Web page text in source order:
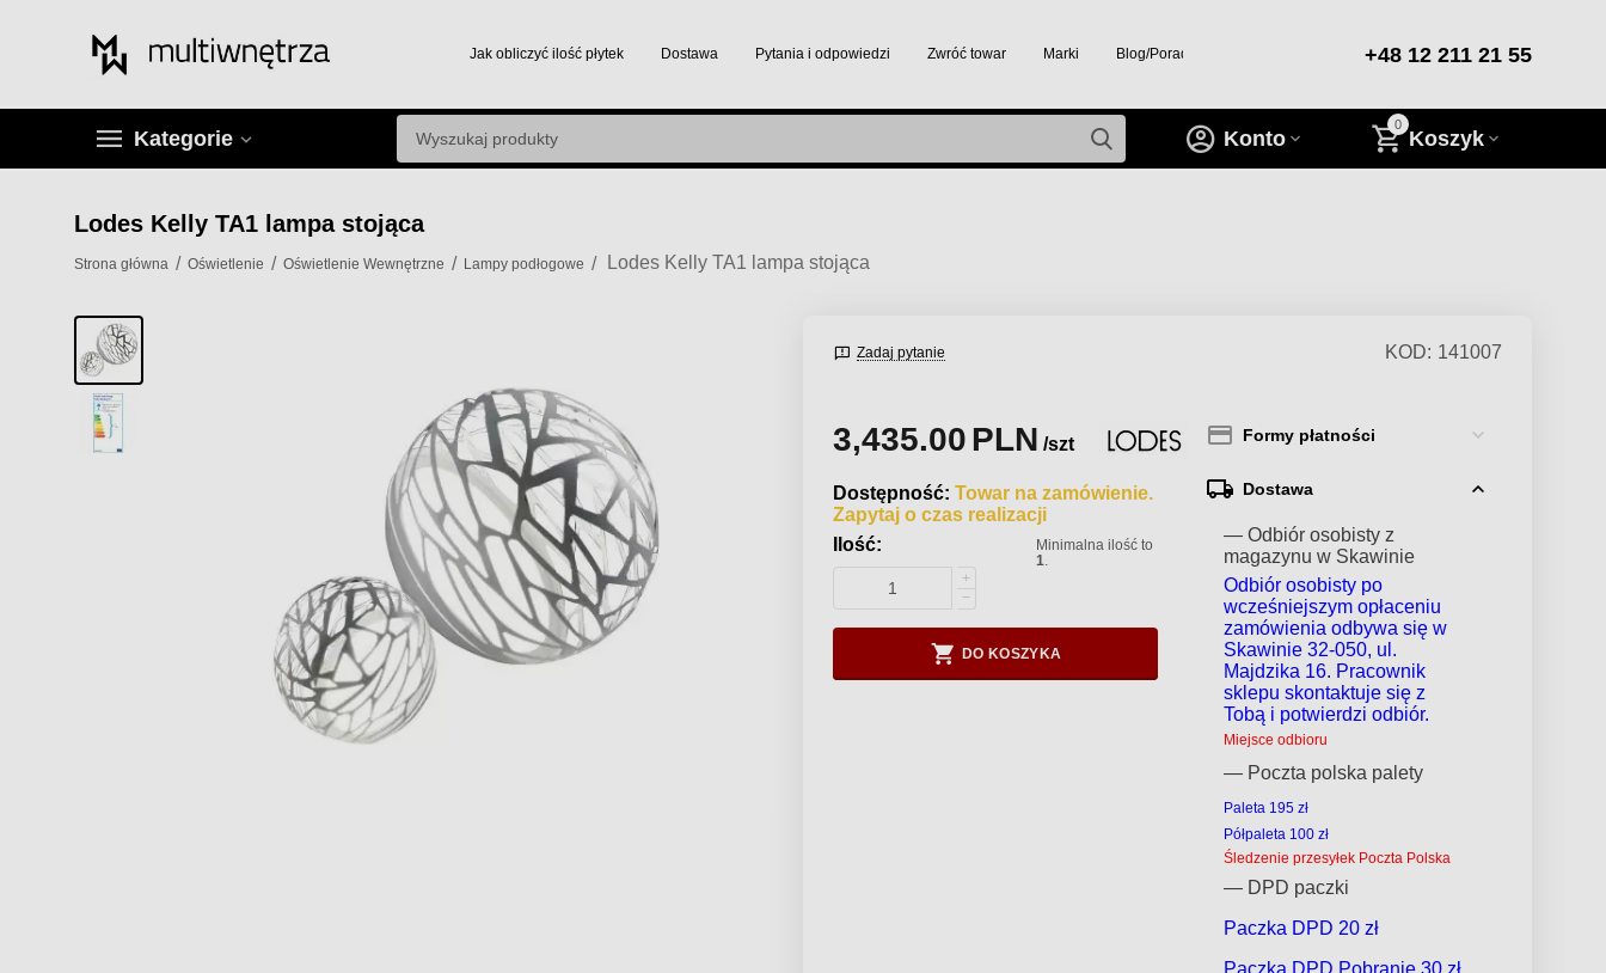
Jak obliczyć ilość płytek Dostawa Pytania i odpowiedzi Zwróć towar Marki Blog/Porady/Inspiracje +48 12 211 21 55
Kategorie
0
Koszyk
Konto
Lodes Kelly TA1 lampa stojąca
Strona główna / Oświetlenie / Oświetlenie Wewnętrzne / Lampy podłogowe / Lodes Kelly TA1 lampa stojąca
Zadaj pytanie KOD: 141007
3,435.00PLN /szt
Dostępność: Towar na zamówienie.
Zapytaj o czas realizacji
Ilość:
+
−
Minimalna ilość to
1.
DO KOSZYKA
Formy płatności
Dostawa
— Odbiór osobisty z
magazynu w Skawinie
Odbiór osobisty po
wcześniejszym opłaceniu
zamówienia odbywa się w
Skawinie 32-050, ul.
Majdzika 16. Pracownik
sklepu skontaktuje się z
Tobą i potwierdzi odbiór.
Miejsce odbioru
— Poczta polska palety
Paleta 195 zł
Półpaleta 100 zł
Śledzenie przesyłek Poczta Polska
— DPD paczki
Paczka DPD 20 zł
Paczka DPD Pobranie 30 zł